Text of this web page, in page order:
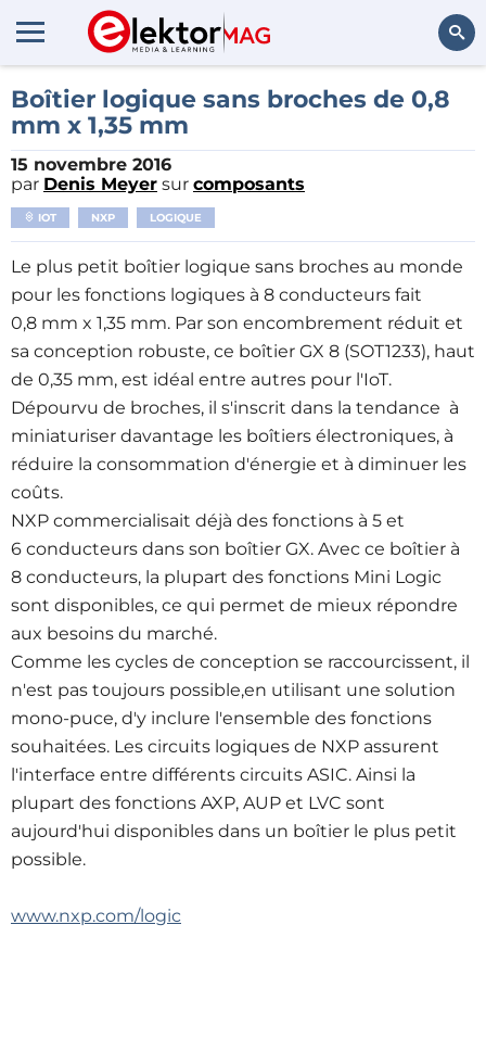
Rechercher
Boîtier logique sans broches de 0,8
mm x 1,35 mm
15 novembre 2016
par Denis Meyer sur composants
IOT NXP LOGIQUE
Le plus petit boîtier logique sans broches au monde
pour les fonctions logiques à 8 conducteurs fait
0,8 mm x 1,35 mm. Par son encombrement réduit et
sa conception robuste, ce boîtier GX 8 (SOT1233), haut
de 0,35 mm, est idéal entre autres pour l'IoT.
Dépourvu de broches, il s'inscrit dans la tendance à
miniaturiser davantage les boîtiers électroniques, à
réduire la consommation d'énergie et à diminuer les
coûts.
NXP commercialisait déjà des fonctions à 5 et
6 conducteurs dans son boîtier GX. Avec ce boîtier à
8 conducteurs, la plupart des fonctions Mini Logic
sont disponibles, ce qui permet de mieux répondre
aux besoins du marché.
Comme les cycles de conception se raccourcissent, il
n'est pas toujours possible,en utilisant une solution
mono-puce, d'y inclure l'ensemble des fonctions
souhaitées. Les circuits logiques de NXP assurent
l'interface entre différents circuits ASIC. Ainsi la
plupart des fonctions AXP, AUP et LVC sont
aujourd'hui disponibles dans un boîtier le plus petit
possible.
www.nxp.com/logic